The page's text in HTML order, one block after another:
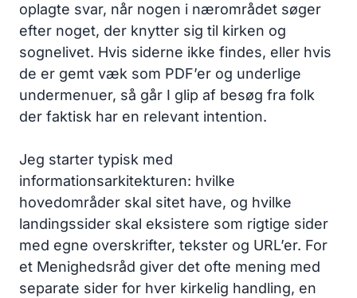
oplagte svar, når nogen i nærområdet søger
efter noget, der knytter sig til kirken og
sognelivet. Hvis siderne ikke findes, eller hvis
de er gemt væk som PDF’er og underlige
undermenuer, så går I glip af besøg fra folk
der faktisk har en relevant intention.
Jeg starter typisk med
informationsarkitekturen: hvilke
hovedområder skal sitet have, og hvilke
landingssider skal eksistere som rigtige sider
med egne overskrifter, tekster og URL’er. For
et Menighedsråd giver det ofte mening med
separate sider for hver kirkelig handling, en